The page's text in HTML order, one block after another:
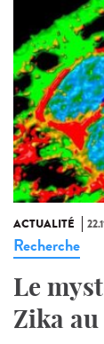
ACTUALITÉ
Recherche
Le
Zika